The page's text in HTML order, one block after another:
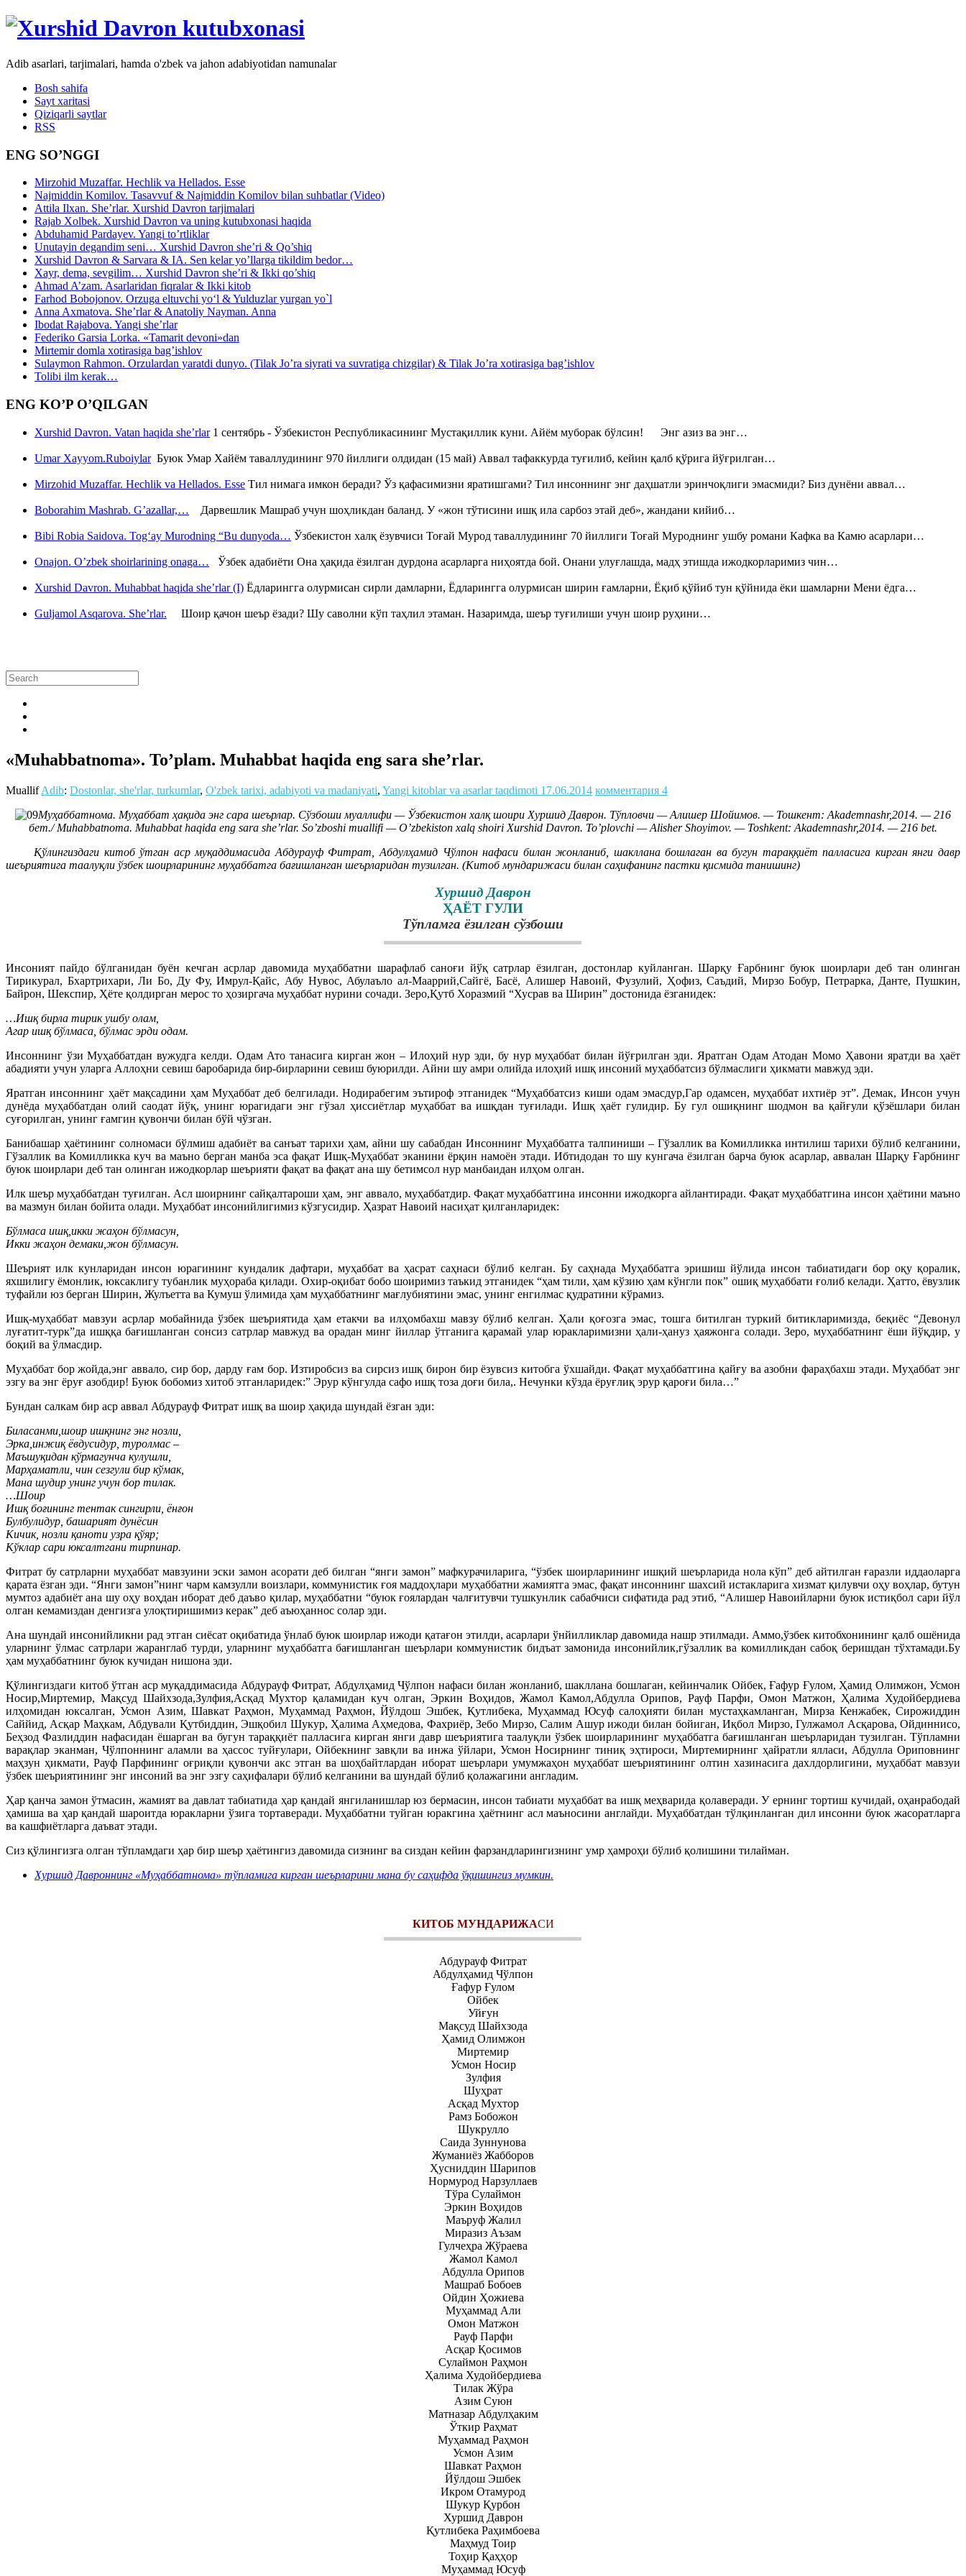
Adib asarlari, tarjimalari, hamda o'zbek va jahon adabiyotidan namunalar
Bosh sahifa
Sayt xaritasi
Qiziqarli saytlar
RSS
ENG SO’NGGI
Mirzohid Muzaffar. Hechlik va Hellados. Esse
Najmiddin Komilov. Tasavvuf & Najmiddin Komilov bilan suhbatlar (Video)
Attila Ilxan. She’rlar. Xurshid Davron tarjimalari
Rajab Xolbek. Xurshid Davron va uning kutubxonasi haqida
Abduhamid Pardayev. Yangi to’rtliklar
Unutayin degandim seni… Xurshid Davron she’ri & Qo’shiq
Xurshid Davron & Sarvara & IA. Sen kelar yo’llarga tikildim bedor…
Xayr, dema, sevgilim… Xurshid Davron she’ri & Ikki qo’shiq
Ahmad A’zam. Asarlaridan fiqralar & Ikki kitob
Farhod Bobojonov. Orzuga eltuvchi yo‘l & Yulduzlar yurgan yo`l
Anna Axmatova. She’rlar & Anatoliy Nayman. Anna
Ibodat Rajabova. Yangi she’rlar
Federiko Garsia Lorka. «Tamarit devoni»dan
Mirtemir domla xotirasiga bag’ishlov
Sulaymon Rahmon. Orzulardan yaratdi dunyo. (Tilak Jo’ra siyrati va suvratiga chizgilar) & Tilak Jo’ra xotirasiga bag’ishlov
Tolibi ilm kerak…
ENG KO’P O’QILGAN
Xurshid Davron. Vatan haqida she’rlar1 сентябрь - Ўзбекистон Республикасининг Мустақиллик куни. Айём муборак бўлсин! Энг азиз ва энг…
Umar Xayyom.RuboiylarБуюк Умар Хайём таваллудининг 970 йиллиги олдидан (15 май) Аввал тафаккурда туғилиб, кейин қалб қўрига йўғрилган…
Mirzohid Muzaffar. Hechlik va Hellados. Esse Тил нимага имкон беради? Ўз қафасимизни яратишгами? Тил инсоннинг энг даҳшатли эринчоқлиги эмасмиди? Биз дунёни аввал…
Boborahim Mashrab. G’azallar,… Дарвешлик Машраб учун шоҳликдан баланд. У «жон тўтисини ишқ ила сарбоз этай деб», жандани кийиб…
Bibi Robia Saidova. Tog‘ay Murodning “Bu dunyoda… Ўзбекистон халқ ёзувчиси Тоғай Мурод таваллудининг 70 йиллиги Тоғай Муроднинг ушбу романи Кафка ва Камю асарлари…
Onajon. O’zbek shoirlarining onaga… Ўзбек адабиёти Она ҳақида ёзилган дурдона асарларга ниҳоятда бой. Онани улуғлашда, мадҳ этишда ижодкорларимиз чин…
Xurshid Davron. Muhabbat haqida she’rlar (I) Ёдларингга олурмисан сирли дамларни, Ёдларингга олурмисан ширин ғамларни, Ёқиб қўйиб тун қўйнида ёки шамларни Мени ёдга…
Guljamol Asqarova. She’rlar. Шоир қачон шеър ёзади? Шу саволни кўп таҳлил этаман. Назаримда, шеър туғилиши учун шоир руҳини…
«Muhabbatnoma». To’plam. Muhabbat haqida eng sara she’rlar.
MuallifAdib: Dostonlar, she'rlar, turkumlar, O'zbek tarixi, adabiyoti va madaniyati, Yangi kitoblar va asarlar taqdimoti 17.06.2014 комментария 4
Муҳаббатнома. Муҳаббат ҳақида энг сара шеърлар. Сўзбоши муаллифи — Ўзбекистон халқ шоири Хуршид Даврон. Тўпловчи — Алишер Шойимов. — Тошкент: Akademnashr,2014. — 216
бет./ Muhabbatnoma. Muhabbat haqida eng sara she’rlar. So’zboshi muallifi — O’zbekiston xalq shoiri Xurshid Davron. To’plovchi — Alisher Shoyimov. — Toshkent: Akademnashr,2014. — 216 bet.
Қўлингиздаги китоб ўтган аср муқаддимасида Абдурауф Фитрат, Абдулҳамид Чўлпон нафаси билан жонланиб, шакллана бошлаган ва бугун тараққиёт палласига кирган янги давр
шеъриятига таалуқли ўзбек шоирларининг муҳаббатга бағишланган шеърларидан тузилган. (Китоб мундарижаси билан саҳифанинг пастки қисмида танишинг)
Хуршид Даврон
ҲАЁТ ГУЛИ
Тўпламга ёзилган сўзбоши
Инсоният пайдо бўлганидан буён кечган асрлар давомида муҳаббатни шарафлаб саноғи йўқ сатрлар ёзилган, достонлар куйланган. Шарқу Ғарбнинг буюк шоирлари деб тан олинган
Тирикурал, Бхартрихари, Ли Бо, Ду Фу, Имрул-Қайс, Абу Нувос, Абулаъло ал-Мааррий,Сайгё, Басё, Алишер Навоий, Фузулий, Ҳофиз, Саъдий, Мирзо Бобур, Петрарка, Данте, Пушкин,
Байрон, Шекспир, Ҳёте қолдирган мерос то ҳозиргача муҳаббат нурини сочади. Зеро,Қутб Хоразмий “Хусрав ва Ширин” достонида ёзганидек:
…Ишқ бирла тирик ушбу олам,
Агар ишқ бўлмаса, бўлмас эрди одам.
Инсоннинг ўзи Муҳаббатдан вужудга келди. Одам Ато танасига кирган жон – Илоҳий нур эди, бу нур муҳаббат билан йўғрилган эди. Яратган Одам Атодан Момо Ҳавони яратди ва ҳаёт
абадияти учун уларга Аллоҳни севиш баробарида бир-бирларини севиш буюрилди. Айни шу амри олийда илоҳий ишқ инсоний муҳаббатсиз бўлмаслиги ҳикмати мавжуд эди.
Яратган инсоннинг ҳаёт мақсадини ҳам Муҳаббат деб белгилади. Нодирабегим эътироф этганидек “Муҳаббатсиз киши одам эмасдур,Гар одамсен, муҳаббат ихтиёр эт”. Демак, Инсон учун
дунёда муҳаббатдан олий саодат йўқ, унинг юрагидаги энг гўзал ҳиссиётлар муҳаббат ва ишқдан туғилади. Ишқ ҳаёт гулидир. Бу гул ошиқнинг шодмон ва қайғули қўзёшлари билан
суғорилган, унинг ғамгин қувончи билан бўй чўзган.
Банибашар ҳаётининг солномаси бўлмиш адабиёт ва санъат тарихи ҳам, айни шу сабабдан Инсоннинг Муҳаббатга талпиниши – Гўзаллик ва Комилликка интилиш тарихи бўлиб келганини,
Гўзаллик ва Комилликка куч ва маъно берган манба эса фақат Ишқ-Муҳаббат эканини ёрқин намоён этади. Ибтидодан то шу кунгача ёзилган барча буюк асарлар, аввалан Шарқу Ғарбнинг
буюк шоирлари деб тан олинган ижодкорлар шеърияти фақат ва фақат ана шу бетимсол нур манбаидан илҳом олган.
Илк шеър муҳаббатдан туғилган. Асл шоирнинг сайқалтароши ҳам, энг аввало, муҳаббатдир. Фақат муҳаббатгина инсонни ижодкорга айлантиради. Фақат муҳаббатгина инсон ҳаётини маъно
ва мазмун билан бойита олади. Муҳаббат инсонийлигимиз кўзгусидир. Ҳазрат Навоий насиҳат қилганларидек:
Бўлмаса ишқ,икки жаҳон бўлмасун,
Икки жаҳон демаки,жон бўлмасун.
Шеърият илк кунларидан инсон юрагининг кундалик дафтари, муҳаббат ва ҳасрат саҳнаси бўлиб келган. Бу саҳнада Муҳаббатга эришиш йўлида инсон табиатидаги бор оқу қоралик,
яхшилигу ёмонлик, юксаклигу тубанлик муҳораба қилади. Охир-оқибат бобо шоиримиз таъкид этганидек “ҳам тили, ҳам кўзию ҳам кўнгли пок” ошиқ муҳаббати ғолиб келади. Ҳатто, ёвузлик
туфайли юз берган Ширин, Жулъетта ва Кумуш ўлимида ҳам муҳаббатнинг мағлубиятини эмас, унинг енгилмас қудратини кўрамиз.
Ишқ-муҳаббат мавзуи асрлар мобайнида ўзбек шеъриятида ҳам етакчи ва илҳомбахш мавзу бўлиб келган. Ҳали қоғозга эмас, тошга битилган туркий битикларимизда, беқиёс “Девонул
луғатит-турк”да ишққа бағишланган сонсиз сатрлар мавжуд ва орадан минг йиллар ўтганига қарамай улар юракларимизни ҳали-ҳануз ҳаяжонга солади. Зеро, муҳаббатнинг ёши йўқдир, у
боқий ва ўлмасдир.
Муҳаббат бор жойда,энг аввало, сир бор, дарду ғам бор. Изтиробсиз ва сирсиз ишқ бирон бир ёзувсиз китобга ўхшайди. Фақат муҳаббатгина қайғу ва азобни фараҳбахш этади. Муҳаббат энг
эзгу ва энг ёруғ азобдир! Буюк бобомиз хитоб этганларидек:” Эрур кўнгулда сафо ишқ тоза доғи била,. Нечунки кўзда ёруғлиқ эрур қароғи била…”
Бундан салкам бир аср аввал Абдурауф Фитрат ишқ ва шоир ҳақида шундай ёзган эди:
Биласанми,шоир ишқнинг энг нозли,
Эрка,инжиқ ёвдусидур, туролмас –
Маъшуқидан кўрмагунча кулушли,
Марҳаматли, чин сезгули бир кўмак,
Мана шудир унинг учун бор тилак.
…Шоир
Ишқ боғининг тентак сингирли, ёнғон
Булбулидур, башарият дунёсин
Кичик, нозли қаноти узра қўяр;
Кўклар сари юксалтгани тирпинар.
Фитрат бу сатрларни муҳаббат мавзуини эски замон асорати деб билган “янги замон” мафкурачиларига, “ўзбек шоирларининг ишқий шеърларида нола кўп” деб айтилган ғаразли иддаоларга
қарата ёзган эди. “Янги замон”нинг чарм камзулли воизлари, коммунистик ғоя маддоҳлари муҳаббатни жамиятга эмас, фақат инсоннинг шахсий истакларига хизмат қилувчи оҳу воҳлар, бутун
мумтоз адабиёт ана шу оҳу воҳдан иборат деб даъво қилар, муҳаббатни “буюк ғоялардан чалғитувчи тушкунлик сабабчиси сифатида рад этиб, “Алишер Навоийларни буюк истиқбол сари йўл
олган кемамиздан денгизга улоқтиришимиз керак” деб аъюҳаннос солар эди.
Ана шундай инсонийликни рад этган сиёсат оқибатида ўнлаб буюк шоирлар ижоди қатағон этилди, асарлари ўнйилликлар давомида нашр этилмади. Аммо,ўзбек китобхонининг қалб ошёнида
уларнинг ўлмас сатрлари жаранглаб турди, уларнинг муҳаббатга бағишланган шеърлари коммунистик бидъат замонида инсонийлик,гўзаллик ва комилликдан сабоқ беришдан тўхтамади.Бу
ҳам муҳаббатнинг буюк кучидан нишона эди.
Қўлингиздаги китоб ўтган аср муқаддимасида Абдурауф Фитрат, Абдулҳамид Чўлпон нафаси билан жонланиб, шакллана бошлаган, кейинчалик Ойбек, Ғафур Ғулом, Ҳамид Олимжон, Усмон
Носир,Миртемир, Мақсуд Шайхзода,Зулфия,Асқад Мухтор қаламидан куч олган, Эркин Воҳидов, Жамол Камол,Абдулла Орипов, Рауф Парфи, Омон Матжон, Ҳалима Худойбердиева
илҳомидан юксалган, Усмон Азим, Шавкат Раҳмон, Муҳаммад Раҳмон, Йўлдош Эшбек, Қутлибека, Муҳаммад Юсуф салоҳияти билан мустаҳкамланган, Мирза Кенжабек, Сирожиддин
Саййид, Асқар Маҳкам, Абдували Қутбиддин, Эшқобил Шукур, Ҳалима Аҳмедова, Фахриёр, Зебо Мирзо, Салим Ашур ижоди билан бойиган, Иқбол Мирзо, Гулжамол Асқарова, Ойдиннисо,
Беҳзод Фазлиддин нафасидан ёшарган ва бугун тараққиёт палласига кирган янги давр шеъриятига таалуқли ўзбек шоирларининг муҳаббатга бағишланган шеърларидан тузилган. Тўпламни
варақлар эканман, Чўлпоннинг аламли ва ҳассос туйғулари, Ойбекнинг завқли ва инжа ўйлари, Усмон Носирнинг тиниқ эҳтироси, Миртемирнинг ҳайратли ялласи, Абдулла Ориповнинг
маҳзун ҳикмати, Рауф Парфининг оғриқли қувончи акс этган ва шоҳбайтлардан иборат шеърлари умумжаҳон муҳаббат шеъриятининг олтин хазинасига дахлдорлигини, муҳаббат мавзуи
ўзбек шеъриятининг энг инсоний ва энг эзгу саҳифалари бўлиб келганини ва шундай бўлиб қолажагини англадим.
Ҳар қанча замон ўтмасин, жамият ва давлат табиатида ҳар қандай янгиланишлар юз бермасин, инсон табиати муҳаббат ва ишқ меҳварида қолаверади. У ернинг тортиш кучидай, оҳанрабодай
ҳамиша ва ҳар қандай шароитда юракларни ўзига тортаверади. Муҳаббатни туйган юракгина ҳаётнинг асл маъносини англайди. Муҳаббатдан тўлқинланган дил инсонни буюк жасоратларга
ва кашфиётларга даъват этади.
Сиз қўлингизга олган тўпламдаги ҳар бир шеър ҳаётингиз давомида сизнинг ва сиздан кейин фарзандларингизнинг умр ҳамроҳи бўлиб қолишини тилайман.
Хуршид Давроннинг «Муҳаббатнома» тўпламига кирган шеърларини мана бу саҳифда ўқишингиз мумкин.
КИТОБ МУНДАРИЖАСИ
Абдурауф Фитрат
Абдулҳамид Чўлпон
Ғафур Ғулом
Ойбек
Уйғун
Мақсуд Шайхзода
Ҳамид Олимжон
Миртемир
Усмон Носир
Зулфия
Шуҳрат
Асқад Мухтор
Рамз Бобожон
Шукрулло
Саида Зуннунова
Жуманиёз Жабборов
Ҳусниддин Шарипов
Нормурод Нарзуллаев
Тўра Сулаймон
Эркин Воҳидов
Маъруф Жалил
Миразиз Аъзам
Гулчеҳра Жўраева
Жамол Камол
Абдулла Орипов
Машраб Бобоев
Ойдин Ҳожиева
Муҳаммад Али
Омон Матжон
Рауф Парфи
Асқар Қосимов
Сулаймон Раҳмон
Ҳалима Худойбердиева
Тилак Жўра
Азим Суюн
Матназар Абдулҳаким
Ўткир Раҳмат
Муҳаммад Раҳмон
Усмон Азим
Шавкат Раҳмон
Йўлдош Эшбек
Икром Отамурод
Шукур Қурбон
Хуршид Даврон
Қутлибека Раҳимбоева
Маҳмуд Тоир
Тоҳир Қаҳҳор
Муҳаммад Юсуф